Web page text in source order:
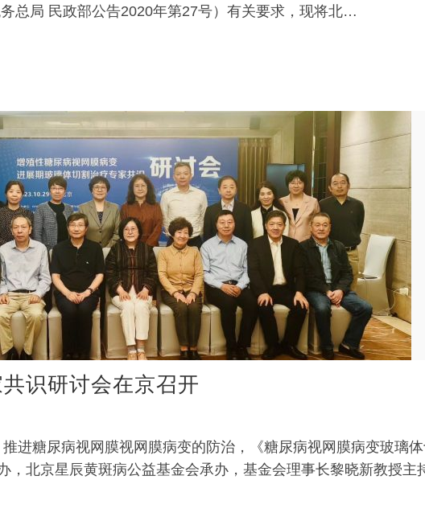
总局 民政部公告2020年第27号）有关要求，现将北…
识研讨会在京召开
进糖尿病视网膜视网膜病变的防治，《糖尿病视网膜病变玻璃体
，北京星辰黄斑病公益基金会承办，基金会理事长黎晓新教授